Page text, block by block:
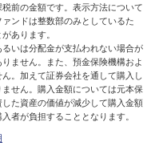
前の金額です。表示方法について
ンドは整数部のみとしているた
あります。
いは分配金が支払われない場合が
ません。また、預金保険機構およ
。加えて証券会社を通して購入し
せん。購入金額については元本保
た資産の価値が減少して購入金額
者が負担することとなります。